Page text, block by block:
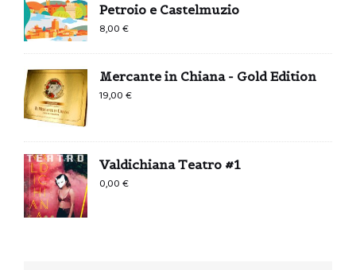
Petroio e Castelmuzio
8,00€
Mercante in Chiana - Gold Edition
19,00€
Valdichiana Teatro #1
0,00€